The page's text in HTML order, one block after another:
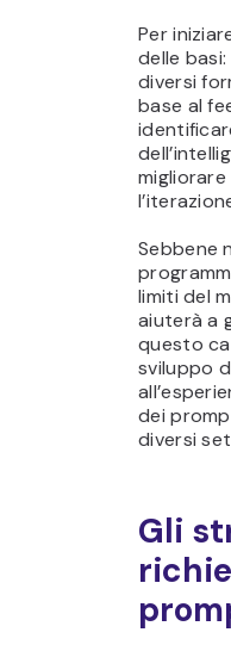
Per
delle
diversi
base al
Sebbene
limiti del
aiuterà a
questo
sviluppo
dei
diversi
Gli